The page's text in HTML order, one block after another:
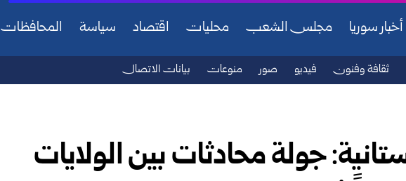
أخبار سوريا مجلس الشعب محليات اقتصاد سياسة المحافظات
ثقافة وفنون فيديو صور منوعات بيانات الاتصال
جولة محادثات بين الولايات